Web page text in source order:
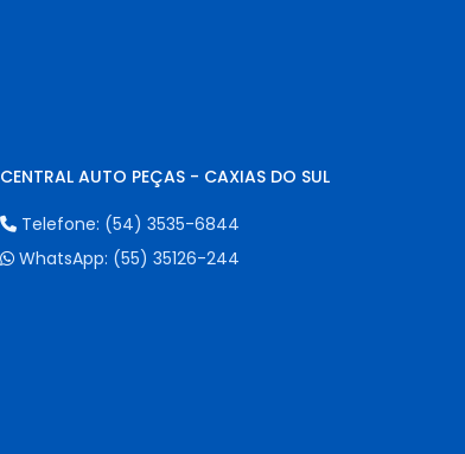
CENTRAL AUTO PEÇAS - CAXIAS DO SUL
Telefone: (54) 3535-6844
WhatsApp: (55) 35126-244